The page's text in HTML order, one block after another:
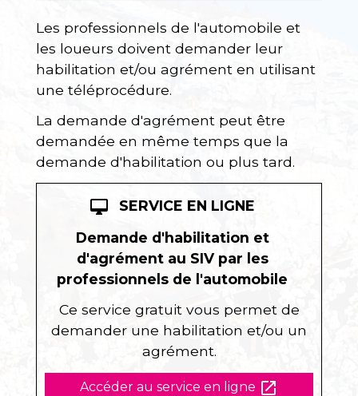
Les professionnels de l'automobile et
les loueurs doivent demander leur
habilitation et/ou agrément en utilisant
une téléprocédure.
La demande d'agrément peut être
demandée en même temps que la
demande d'habilitation ou plus tard.
desktop_mac
SERVICE EN LIGNE
Demande d'habilitation et
d'agrément au SIV par les
professionnels de l'automobile
Ce service gratuit vous permet de
demander une habilitation et/ou un
agrément.
Accéder au service en ligne open_in_new